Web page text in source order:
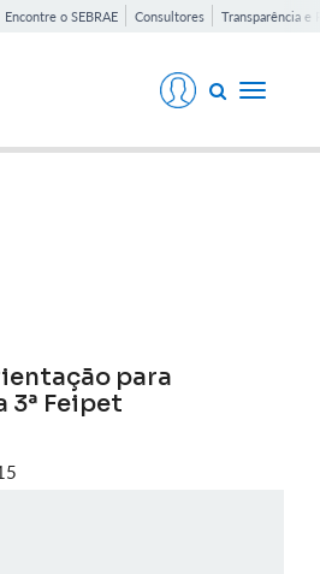
Encontre o SEBRAE Consultores Transparência e
Toggle
para
3ª Feipet